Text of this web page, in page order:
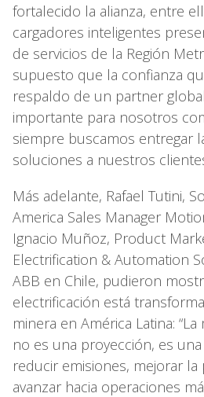
fortalecido la alianza, entre
cargadores inteligentes
de servicios de la Región
supuesto que la confianza
respaldo de un partner
importante para nosotros
siempre buscamos entregar
soluciones a nuestros
Más adelante, Rafael Tutini,
America Sales Manager
Ignacio Muñoz, Product
Electrification & Automation
ABB en Chile, pudieron
electrificación está
minera en América Latina:
no es una proyección, es
reducir emisiones, mejorar la
avanzar hacia operaciones